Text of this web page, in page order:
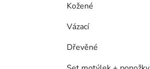
Kožené
Vázací
Dřevěné